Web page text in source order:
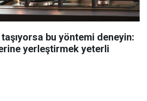
bu yöntemi deneyin:
yerleştirmek yeterli